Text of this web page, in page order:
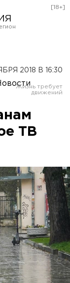
[18+]
2018 В 16:30
ТВ